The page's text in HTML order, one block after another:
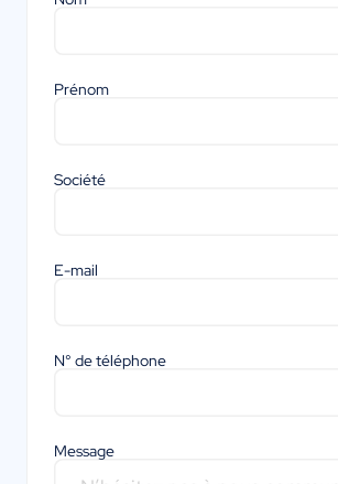
Prénom
Société
E-mail
N° de téléphone
Message